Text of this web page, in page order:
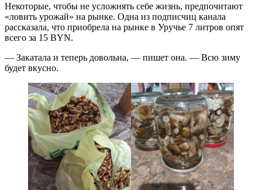
Некоторые, чтобы не усложнять себе жизнь, предпочитают
«ловить урожай» на рынке. Одна из подписчиц канала
рассказала, что приобрела на рынке в Уручье 7 литров опят
всего за 15 BYN.
— Закатала и теперь довольна, — пишет она. — Всю зиму
будет вкусно.